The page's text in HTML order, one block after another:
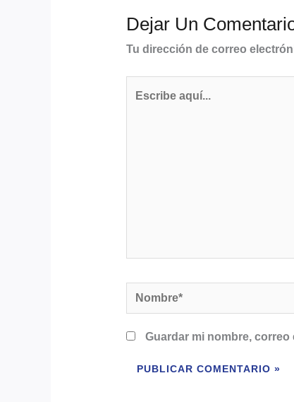
Dejar Un
Tu dirección de correo
Nombre*
Guardar mi nombre,